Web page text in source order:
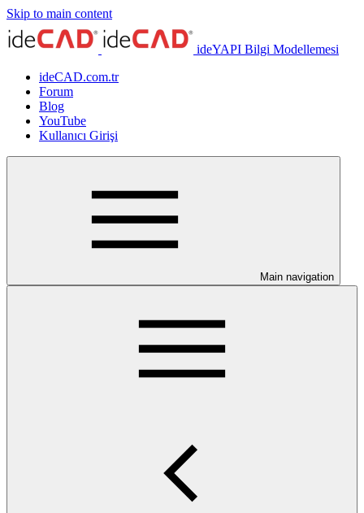
Skip to main content
ideYAPI Bilgi Modellemesi
ideCAD.com.tr
Forum
Blog
YouTube
Kullanıcı Girişi
Main navigation